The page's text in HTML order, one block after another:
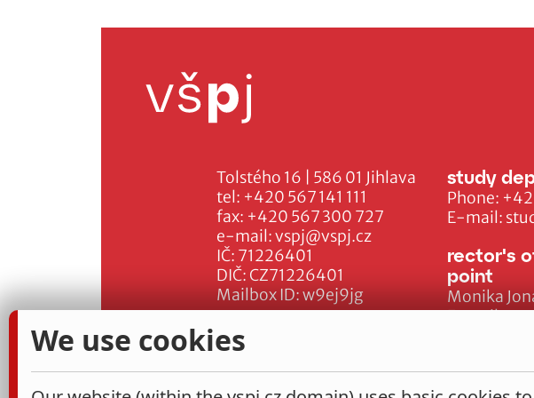
Tolstého 16 | 586 01 Jihlava
tel: +420 567 141 111
fax: +420 567 300 727
e-mail:vspj@vspj.cz
IČ: 71226401
DIČ: CZ71226401
Mailbox ID: w9ej9jg
study
Phone:
E-mail:
rector's
point
Monika
E-mail:
We use cookies